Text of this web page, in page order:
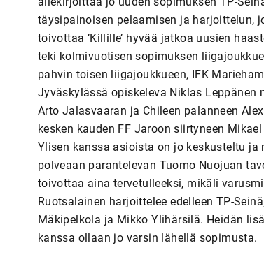
täysipainoisen pelaamisen ja harjoittelun,
toivottaa ’Killille’ hyvää jatkoa uusien
teki kolmivuotisen sopimuksen
pahvin toisen liigajoukkueen, IFK
Jyväskylässä opiskeleva Niklas
Arto Jalasvaaran ja Chileen palanneen
kesken kauden FF Jaroon siirtyneen
Ylisen kanssa asioista on jo keskusteltu ja
polveaan parantelevan Tuomo Nuojuan
toivottaa aina tervetulleeksi, mikäli
Ruotsalainen harjoittelee edelleen TP-
Mäkipelkola ja Mikko Ylihärsilä. Heidän
kanssa ollaan jo varsin lähellä sopimusta.